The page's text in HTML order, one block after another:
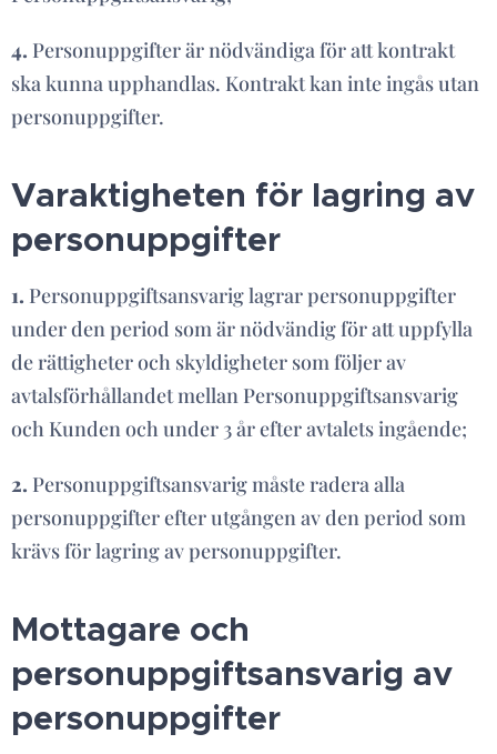
4. Personuppgifter är nödvändiga för att kontrakt
ska kunna upphandlas. Kontrakt kan inte ingås utan
personuppgifter.
Varaktigheten för lagring av
personuppgifter
1. Personuppgiftsansvarig lagrar personuppgifter
under den period som är nödvändig för att uppfylla
de rättigheter och skyldigheter som följer av
avtalsförhållandet mellan Personuppgiftsansvarig
och Kunden och under 3 år efter avtalets ingående;
2. Personuppgiftsansvarig måste radera alla
personuppgifter efter utgången av den period som
krävs för lagring av personuppgifter.
Mottagare och
personuppgiftsansvarig av
personuppgifter